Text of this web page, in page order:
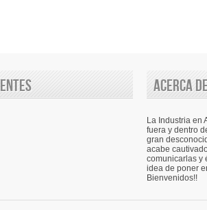
Acerca
La Industria en
fuera y dentro
gran
acabe
comunicarlas y
idea de poner
Bienvenidos!!